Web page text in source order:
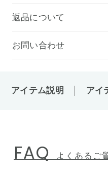
返品について
お問い合わせ
アイテム説明 アイ
FAQ よくあるご